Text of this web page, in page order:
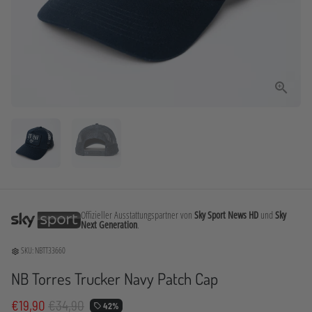
Offizieller Ausstattungspartner von Sky Sport News HD und Sky
Next Generation.
settings SKU:NBTT33660
NB Torres Trucker Navy Patch Cap
€19,90 €34,90 local_offer 42%